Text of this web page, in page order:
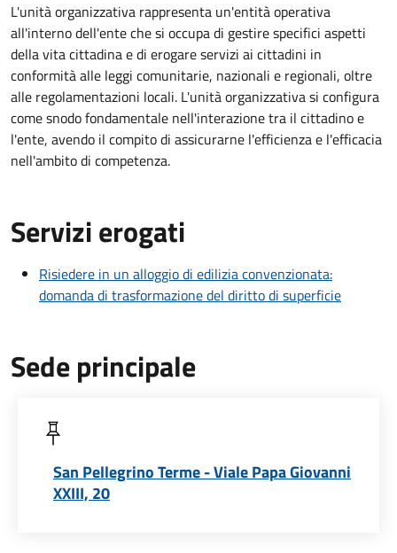
L'unità organizzativa rappresenta un'entità operativa
all'interno dell'ente che si occupa di gestire specifici aspetti
della vita cittadina e di erogare servizi ai cittadini in
conformità alle leggi comunitarie, nazionali e regionali, oltre
alle regolamentazioni locali. L'unità organizzativa si configura
come snodo fondamentale nell'interazione tra il cittadino e
l'ente, avendo il compito di assicurarne l'efficienza e l'efficacia
nell'ambito di competenza.
Servizi erogati
Risiedere in un alloggio di edilizia convenzionata:
domanda di trasformazione del diritto di superficie
Sede principale
San Pellegrino Terme - Viale Papa Giovanni
XXIII, 20